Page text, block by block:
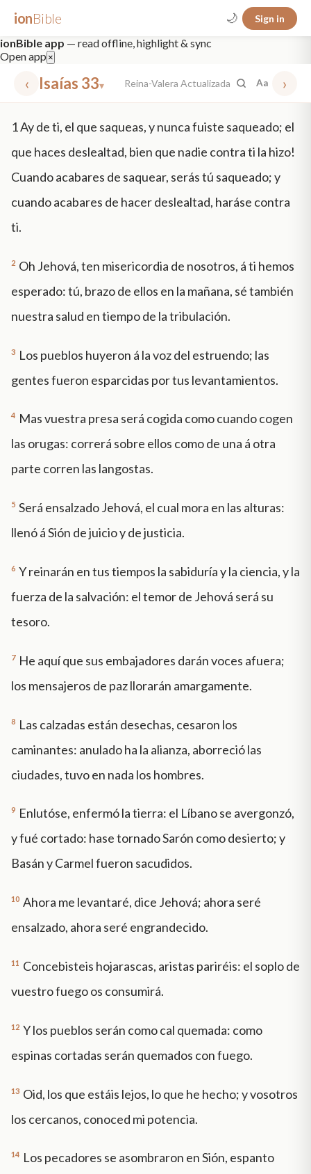
ionBible 🌙 Sign in
ionBible app — read offline, highlight & sync
Open app ×
‹ Isaías 33▾ Reina-Valera Actualizada Aa ›
mt 5 nt faith "peace that passeth" grace -law
1Ay de ti, el que saqueas, y nunca fuiste saqueado; el
que haces deslealtad, bien que nadie contra ti la hizo!
Cuando acabares de saquear, serás tú saqueado; y
cuando acabares de hacer deslealtad, haráse contra
ti.
2 Oh Jehová, ten misericordia de nosotros, á ti hemos
esperado: tú, brazo de ellos en la mañana, sé también
nuestra salud en tiempo de la tribulación.
3 Los pueblos huyeron á la voz del estruendo; las
gentes fueron esparcidas por tus levantamientos.
4 Mas vuestra presa será cogida como cuando cogen
las orugas: correrá sobre ellos como de una á otra
parte corren las langostas.
5 Será ensalzado Jehová, el cual mora en las alturas:
llenó á Sión de juicio y de justicia.
6 Y reinarán en tus tiempos la sabiduría y la ciencia, y la
fuerza de la salvación: el temor de Jehová será su
tesoro.
7 He aquí que sus embajadores darán voces afuera;
los mensajeros de paz llorarán amargamente.
8 Las calzadas están desechas, cesaron los
caminantes: anulado ha la alianza, aborreció las
ciudades, tuvo en nada los hombres.
9 Enlutóse, enfermó la tierra: el Líbano se avergonzó,
y fué cortado: hase tornado Sarón como desierto; y
Basán y Carmel fueron sacudidos.
10 Ahora me levantaré, dice Jehová; ahora seré
ensalzado, ahora seré engrandecido.
11 Concebisteis hojarascas, aristas pariréis: el soplo de
vuestro fuego os consumirá.
12 Y los pueblos serán como cal quemada: como
espinas cortadas serán quemados con fuego.
13 Oid, los que estáis lejos, lo que he hecho; y vosotros
los cercanos, conoced mi potencia.
14 Los pecadores se asombraron en Sión, espanto